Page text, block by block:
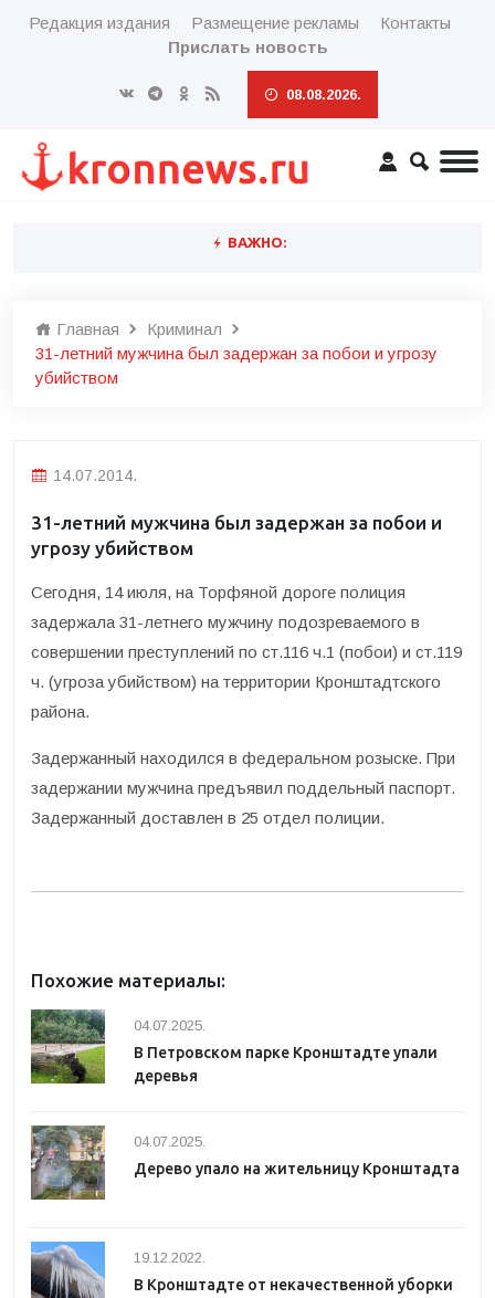
Редакция издания Размещение рекламы
Контакты
Прислать новость
08.08.2026.
ВАЖНО:
Главная
Криминал
31-летний мужчина был задержан за побои и угрозу
убийством
14.07.2014.
31-летний мужчина был задержан за побои и
угрозу убийством
Сегодня, 14 июля, на Торфяной дороге полиция
задержала 31-летнего мужчину подозреваемого в
совершении преступлений по ст.116 ч.1 (побои) и ст.119
ч. (угроза убийством) на территории Кронштадтского
района.
Задержанный находился в федеральном розыске. При
задержании мужчина предъявил поддельный паспорт.
Задержанный доставлен в 25 отдел полиции.
Похожие материалы:
04.07.2025.
В Петровском парке Кронштадте упали
деревья
04.07.2025.
Дерево упало на жительницу Кронштадта
19.12.2022.
В Кронштадте от некачественной уборки